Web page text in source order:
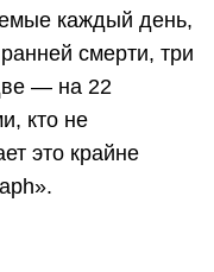
каждый день,
смерти, три
— на 22
кто не
это крайне